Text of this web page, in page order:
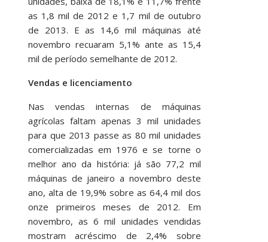
as 1,8 mil de 2012 e 1,7 mil de outubro
de 2013. E as 14,6 mil máquinas até
novembro recuaram 5,1% ante as 15,4
mil de período semelhante de 2012.
Vendas e licenciamento
Nas vendas internas de máquinas
agrícolas faltam apenas 3 mil unidades
para que 2013 passe as 80 mil unidades
comercializadas em 1976 e se torne o
melhor ano da história: já são 77,2 mil
máquinas de janeiro a novembro deste
ano, alta de 19,9% sobre as 64,4 mil dos
onze primeiros meses de 2012. Em
novembro, as 6 mil unidades vendidas
mostram acréscimo de 2,4% sobre